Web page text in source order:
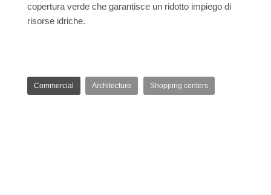
copertura verde che garantisce un ridotto impiego di
risorse idriche.
Commercial Architecture Shopping centers